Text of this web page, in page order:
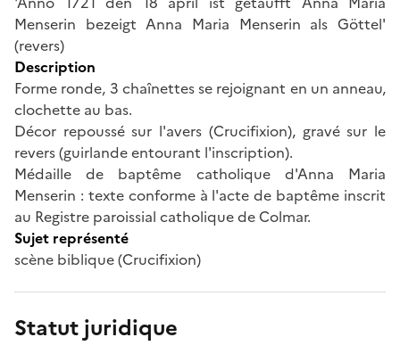
Menserin bezeigt Anna Maria Menserin als Göttel'
(revers)
Description
Forme ronde, 3 chaînettes se rejoignant en un anneau,
clochette au bas.
Décor repoussé sur l'avers (Crucifixion), gravé sur le
revers (guirlande entourant l'inscription).
Médaille de baptême catholique d'Anna Maria
Menserin : texte conforme à l'acte de baptême inscrit
au Registre paroissial catholique de Colmar.
Sujet représenté
scène biblique (Crucifixion)
Statut juridique